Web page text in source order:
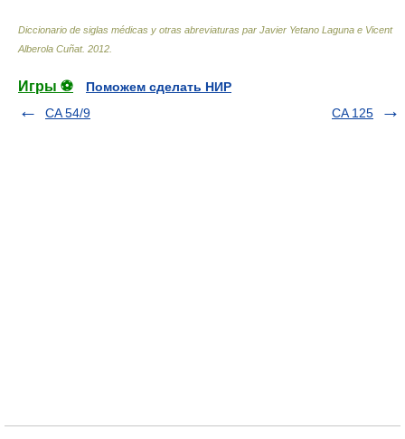
Diccionario de siglas médicas y otras abreviaturas par Javier Yetano Laguna e Vicent
Alberola Cuñat. 2012
Игры ⚽
Поможем сделать НИР
CA 54/9
CA 125